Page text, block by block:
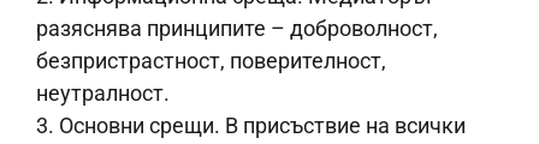
разяснява принципите – доброволност,
безпристрастност, поверителност,
неутралност.
3. Основни срещи. В присъствие на всички